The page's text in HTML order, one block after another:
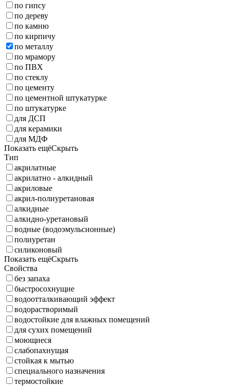
по гипсу
по дереву
по камню
по кирпичу
по металлу
по мрамору
по ПВХ
по стеклу
по цементу
по цементной штукатурке
по штукатурке
для ДСП
для керамики
для МДФ
Показать ещёСкрыть
Тип
акрилатные
акрилатно - алкидный
акриловые
акрил-полиуретановая
алкидные
алкидно-уретановый
водные (водоэмульсионные)
полиуретан
силиконовый
Показать ещёСкрыть
Свойства
без запаха
быстросохнущие
водоотталкивающий эффект
водорастворимый
водостойкие для влажных помещений
для сухих помещений
моющиеся
слабопахнущая
стойкая к мытью
специального назначения
термостойкие